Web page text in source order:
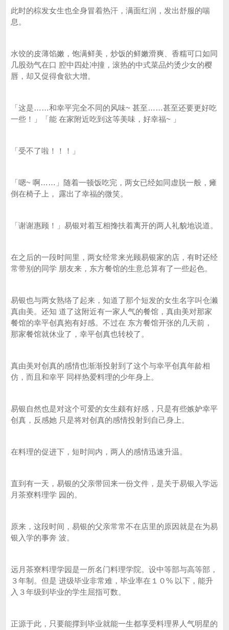
此时的棕发女生也全身冒着热汗，满面红润，发出舒服的喘
息。
水饺的皮薄馅嫩，饱满鲜美，炒饭的鲜嫩滑爽、香糯可口如同
几股劲气在口 腔中四处冲撞，滚热的中式菜品灼烫少女的樱
唇，却又促得食欲大增。
「这是……和幸平完全不同的风味~ 甚至……甚至还要更好吃
一些！」「能 在家附近吃到这等美味，好幸福~ 」
「受不了啦！！！」
「嗯~ 啊……」随着一顿饭吃完，两女已经如同虚脱一般，瘫
倒在椅子上， 露出了幸福的微笑。
「谢谢惠顾！」易银对着互相搀扶着离开的两人礼貌地说道。
在之后的一段时间里，两女经常来光顾易银家的店，有时还经
常带别的同学 朋友来，东方餐馆的生意总算有了一些起色。
易银也与两女熟络了起来，知道了那个短发的女生名字叫仓濑
真由美。还知 道了这附近有一家人气的餐馆，真由美对那家
餐馆的幸平创真抱有好感。不过在 东方餐馆开张的几天前，
那家餐馆就休业了，幸平创真也转校了。
真由美对创真的感情也渐渐投射到了这个与幸平创真年龄相
仿，而且和幸平 同样热爱料理的少年身上。
易银自然也是对这个可爱的女生颇有好感，只是有些嫉妒幸平
创真，反感她 只是将对创真的感情投射到自己身上。
在料理的促进下，短时间内，两人的感情迅速升温。
直到有一天，易银的父亲带回来一份文件，是关于易银入学远
月茶寮料理学 园的。
原来，这段时间，易银的父亲常常不在店里的原因就是在为易
银入学的事奔 波。
远月茶寮料理学园是一所名门料理学院。设中等部与高等部，
３年制。但是 进级毕业非常难，毕业率在１０% 以下，能升
入３年级到毕业的学生屈指可数。
正源于此，只要能撑到毕业就能一生都享受料理界人气明星的